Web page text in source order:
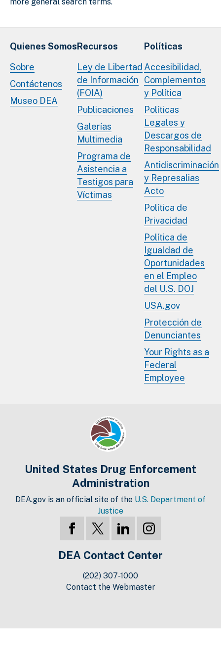
Quienes Somos
Sobre
Contáctenos
Museo DEA
Recursos
Ley de Libertad
de Información
(FOIA)
Publicaciones
Galerías
Multimedia
Programa de
Asistencia a
Testigos para
Víctimas
Políticas
Accesibilidad,
Complementos
y Política
Políticas
Legales y
Descargos de
Responsabilidad
Antidiscriminación
y Represalias
Acto
Política de
Privacidad
Política de
Igualdad de
Oportunidades
en el Empleo
del U.S. DOJ
USA.gov
Protección de
Denunciantes
Your Rights as a
Federal
Employee
United States Drug Enforcement
Administration
DEA.gov is an official site of the U.S. Department of
Justice
DEA Contact Center
(202) 307-1000
Contact the Webmaster